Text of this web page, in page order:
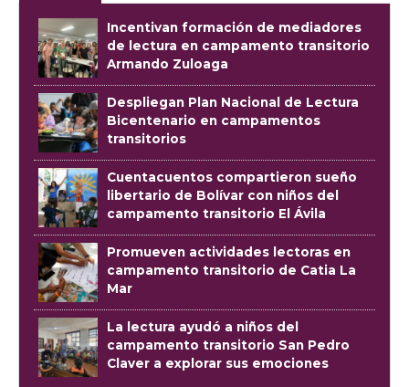
Incentivan formación de mediadores
de lectura en campamento transitorio
Armando Zuloaga
Despliegan Plan Nacional de Lectura
Bicentenario en campamentos
transitorios
Cuentacuentos compartieron sueño
libertario de Bolívar con niños del
campamento transitorio El Ávila
Promueven actividades lectoras en
campamento transitorio de Catia La
Mar
La lectura ayudó a niños del
campamento transitorio San Pedro
Claver a explorar sus emociones